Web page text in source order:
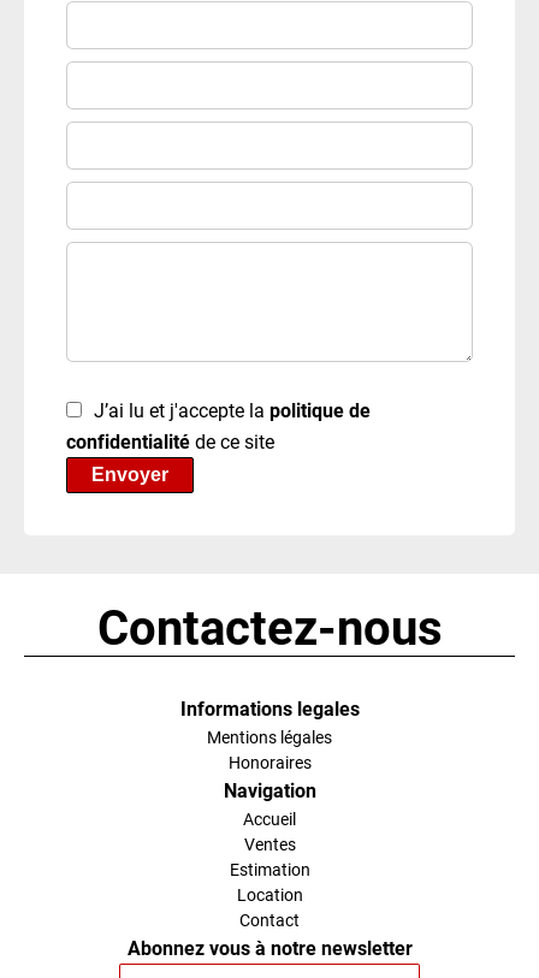
J’ai lu et j'accepte la politique de
confidentialitéde ce site
Envoyer
Contactez-nous
Informations legales
Mentions légales
Honoraires
Navigation
Accueil
Ventes
Estimation
Location
Contact
Abonnez vous à notre newsletter